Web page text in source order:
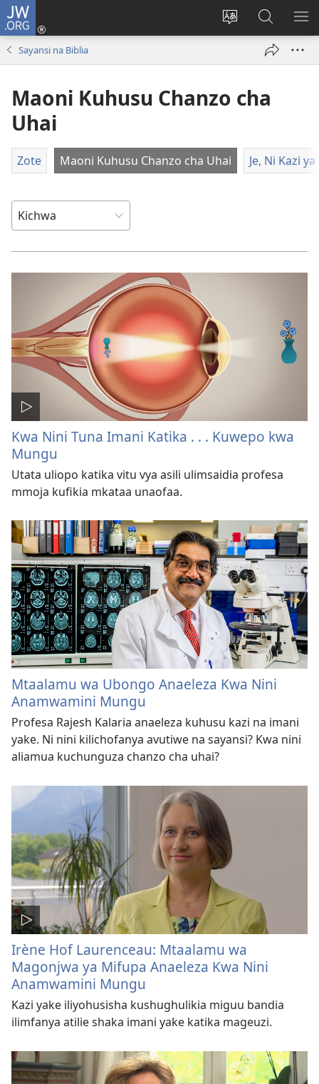
JW.ORG
Badili
Ingia
(opens
Tafuta
Katika
JW.ORG
Sayansi na Biblia
Maoni Kuhusu Chanzo cha
Uhai
Zote Maoni Kuhusu Chanzo cha Uhai Je, Ni Kazi
Kwa Nini Tuna Imani Katika . . . Kuwepo kwa
Mungu
Utata uliopo katika vitu vya asili ulimsaidia profesa
mmoja kufikia mkataa unaofaa.
Mtaalamu wa Ubongo Anaeleza Kwa Nini
Anamwamini Mungu
Profesa Rajesh Kalaria anaeleza kuhusu kazi na imani
yake. Ni nini kilichofanya avutiwe na sayansi? Kwa nini
aliamua kuchunguza chanzo cha uhai?
Irène Hof Laurenceau: Mtaalamu wa
Magonjwa ya Mifupa Anaeleza Kwa Nini
Anamwamini Mungu
Kazi yake iliyohusisha kushughulikia miguu bandia
ilimfanya atilie shaka imani yake katika mageuzi.